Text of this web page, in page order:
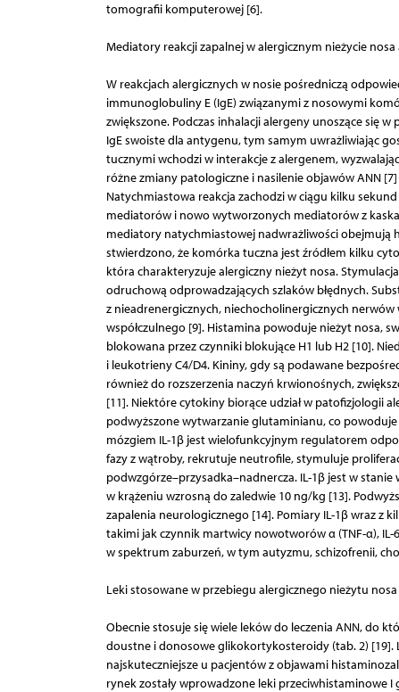
tomografii komputerowej [6].
Mediatory reakcji zapalnej w alergicznym nieżycie
W reakcjach alergicznych w nosie pośredniczą
immunoglobuliny E (IgE) związanymi z nosowymi
zwiększone. Podczas inhalacji alergeny unoszące się
IgE swoiste dla antygenu, tym samym uwrażliwiając
tucznymi wchodzi w interakcje z alergenem,
różne zmiany patologiczne i nasilenie objawów ANN
Natychmiastowa reakcja zachodzi w ciągu kilku
mediatorów i nowo wytworzonych mediatorów z
mediatory natychmiastowej nadwrażliwości obejmują
stwierdzono, że komórka tuczna jest źródłem kilku
która charakteryzuje alergiczny nieżyt nosa.
odruchową odprowadzających szlaków błędnych.
z nieadrenergicznych, niechocholinergicznych
współczulnego [9]. Histamina powoduje nieżyt nosa,
blokowana przez czynniki blokujące H1 lub H2 [10].
i leukotrieny C4/D4. Kininy, gdy są podawane
również do rozszerzenia naczyń krwionośnych,
[11]. Niektóre cytokiny biorące udział w patofizjologii
podwyższone wytwarzanie glutaminianu, co
mózgiem IL-1β jest wielofunkcyjnym regulatorem
fazy z wątroby, rekrutuje neutrofile, stymuluje
podwzgórze–przysadka–nadnercza. IL-1β jest w
w krążeniu wzrosną do zaledwie 10 ng/kg [13].
zapalenia neurologicznego [14]. Pomiary IL-1β wraz
takimi jak czynnik martwicy nowotworów α (TNF-α),
w spektrum zaburzeń, w tym autyzmu, schizofrenii,
Leki stosowane w przebiegu alergicznego nieżytu nosa
Obecnie stosuje się wiele leków do leczenia ANN, do
doustne i donosowe glikokortykosteroidy (tab. 2) [19].
najskuteczniejsze u pacjentów z objawami
rynek zostały wprowadzone leki przeciwhistaminowe I